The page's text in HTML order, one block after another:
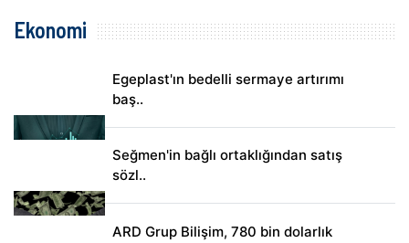
Ekonomi
Egeplast'ın bedelli sermaye artırımı
baş..
Seğmen'in bağlı ortaklığından satış
sözl..
ARD Grup Bilişim, 780 bin dolarlık